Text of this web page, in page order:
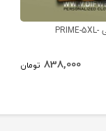
تیشرت طرح انتخابی PRIME-5XL-
838,000 تومان